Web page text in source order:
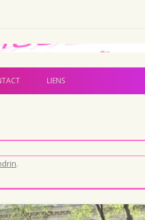
principal
LIENS
.